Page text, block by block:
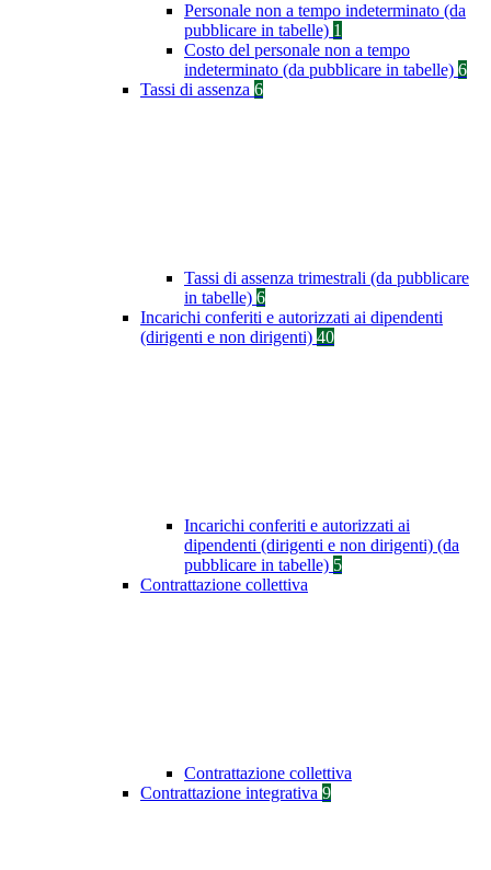
Personale non a tempo indeterminato (da
pubblicare in tabelle) 1
Costo del personale non a tempo
indeterminato (da pubblicare in tabelle) 6
Tassi di assenza 6
Tassi di assenza trimestrali (da pubblicare
in tabelle) 6
Incarichi conferiti e autorizzati ai dipendenti
(dirigenti e non dirigenti) 40
Incarichi conferiti e autorizzati ai
dipendenti (dirigenti e non dirigenti) (da
pubblicare in tabelle) 5
Contrattazione collettiva
Contrattazione collettiva
Contrattazione integrativa 9